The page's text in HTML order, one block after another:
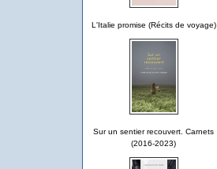
L'Italie promise (Récits de voyage)
Sur un sentier recouvert. Carnets
(2016-2023)